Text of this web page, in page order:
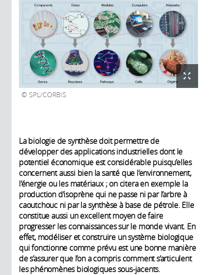
SPL/CORBIS
La biologie de synthèse doit permettre de
développer des applications industrielles dont le
potentiel économique est considérable puisqu’elles
concernent aussi bien la santé que l’environnement,
l’énergie ou les matériaux ; on citera en exemple la
production d’isoprène qui ne passe ni par l’arbre à
caoutchouc ni par la synthèse à base de pétrole. Elle
constitue aussi un excellent moyen de faire
progresser les connaissances sur le monde vivant. En
effet, modéliser et construire un système biologique
qui fonctionne comme prévu est une bonne manière
de s’assurer que l’on a compris comment s’articulent
les phénomènes biologiques sous-jacents.